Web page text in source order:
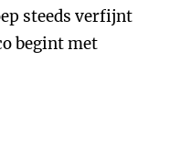
steeds verfijnt
begint met